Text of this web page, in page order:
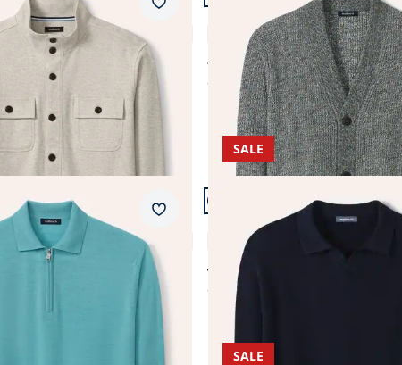
4,4 (11)
MerkzettelMouline Cardigan
4,4 (8)
ab € 129,99
ab € 64,99 (-50%)
Merino Extrafein
4,8 (4)
Merkzettel
Artikel 19 von 24.
SALE
Gerippter Polopullover
4,2 (14)
ab € 89,99
ab € 59,99
SALE